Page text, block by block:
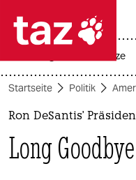
 taz
politik
hitze
Startseite Politik
Ron DeSantis'
Long